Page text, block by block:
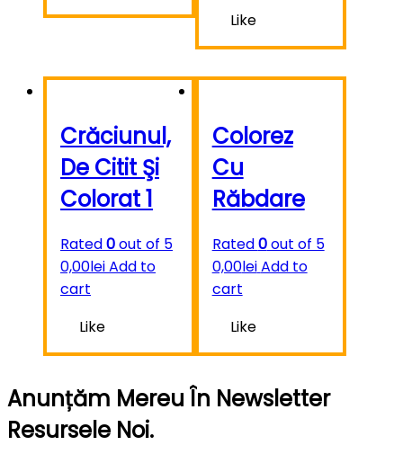
Like
Crăciunul,
De Citit Şi
Colorat 1
Rated0out of 5
0,00leiAdd to
cart
Like
Colorez
Cu
Răbdare
Rated0out of 5
0,00leiAdd to
cart
Like
Anunțăm Mereu În Newsletter
Resursele Noi.